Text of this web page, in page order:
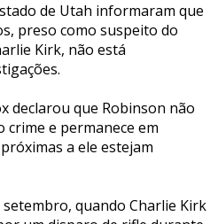
de Utah informaram que
preso como suspeito do
Kirk, não está
declarou que Robinson não
e permanece em
a ele estejam
quando Charlie Kirk